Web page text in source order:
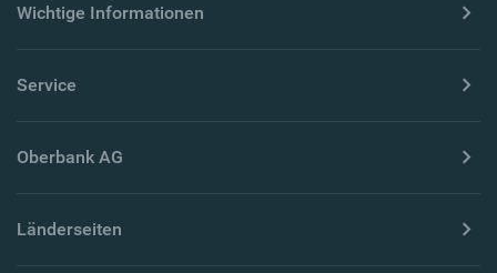
Wichtige Informationen
Service
Oberbank AG
Länderseiten